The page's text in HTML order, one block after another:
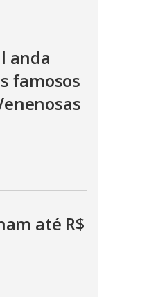
anda
famosos
até R$